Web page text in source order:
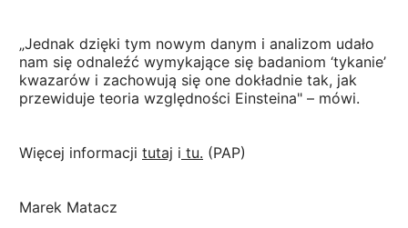
„Jednak dzięki tym nowym danym i analizom udało
nam się odnaleźć wymykające się badaniom ‘tykanie’
kwazarów i zachowują się one dokładnie tak, jak
przewiduje teoria względności Einsteina" – mówi.
Więcej informacji tutaj i tu. (PAP)
Marek Matacz